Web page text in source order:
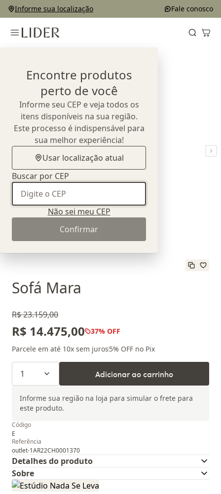
Informe sua localização Fale conosco
Encontre produtos
perto de você
Informe seu CEP e veja todos os
itens disponíveis na sua região.
Este processo é indispensável para
sua melhor experiência!
Usar localização atual
Buscar por CEP
Não sei meu CEP
Confirmar
Sofá Mara
R$ 23.159,00
R$ 14.475,00 37% OFF
Parcele em até 10x sem juros5% OFF no Pix
1 Adicionar ao carrinho
Informe sua região na loja para simular o frete para
este produto.
Código
E
Referência
outlet-1AR22CH0001370
Detalhes do produto
Sobre